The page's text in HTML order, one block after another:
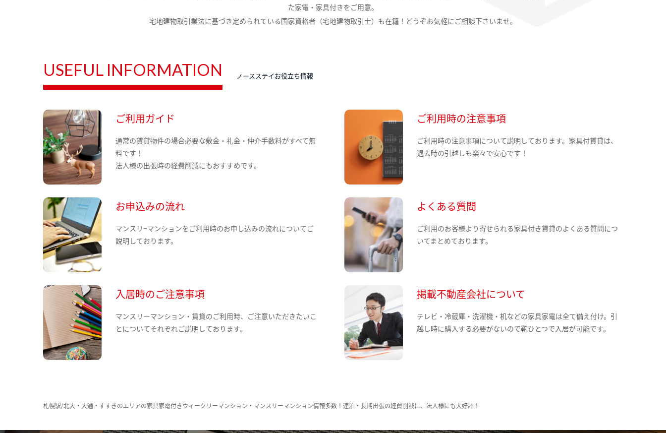
た家電・家具付きをご用意。
宅地建物取引業法に基づき定められている国家資格者（宅地建物取引士）も在籍！どうぞお気軽にご相談下さいませ。
USEFUL INFORMATION ノースステイお役立ち情報
ご利用ガイド
通常の賃貸物件の場合必要な敷金・礼金・仲介手数料がすべて無
料です！
法人様の出張時の経費削減にもおすすめです。
ご利用時の注意事項
ご利用時の注意事項について説明しております。家具付賃貸は、
退去時の引越しも楽々で安心です！
お申込みの流れ
マンスリ−マンションをご利用時のお申し込みの流れについてご
説明しております。
よくある質問
ご利用のお客様より寄せられる家具付き賃貸のよくある質問につ
いてまとめております。
入居時のご注意事項
マンスリーマンション・賃貸のご利用時、ご注意いただきたいこ
とについてそれぞれご説明しております。
掲載不動産会社について
テレビ・冷蔵庫・洗濯機・机などの家具家電は全て備え付け。引
越し時に購入する必要がないので鞄ひとつで入居が可能です。
札幌駅/北大・大通・すすきのエリアの家具家電付きウィークリーマンション・マンスリーマンション情報多数！連泊・長期出張の経費削減に、法人様にも大好評！